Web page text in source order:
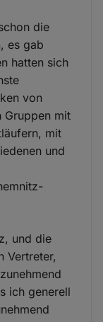
die
es gab
hatten sich
von
Gruppen mit
mit
und
und die
Vertreter,
ich generell